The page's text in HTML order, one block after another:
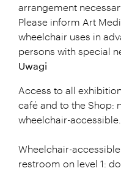
arrangement
Please inform Art
wheelchair uses in
persons with special
Uwagi
Access to all
café and to the Shop:
wheelchair-accessible.
Wheelchair-accessible
restroom on level 1: